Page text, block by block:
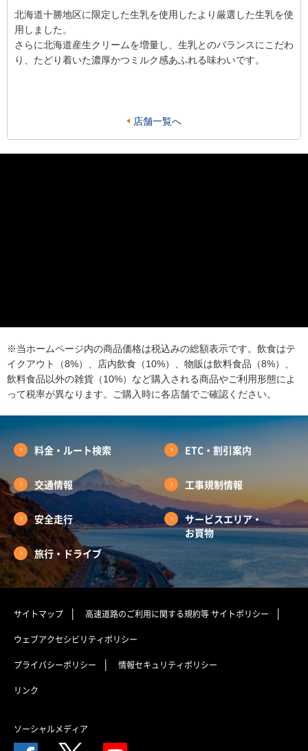
北海道十勝地区に限定した生乳を使用したより厳選した生乳を使
用しました。
さらに北海道産生クリームを増量し、生乳とのバランスにこだわ
り、たどり着いた濃厚かつミルク感あふれる味わいです。
店舗一覧へ
※当ホームページ内の商品価格は税込みの総額表示です。飲食はテ
イクアウト（8%）、店内飲食（10%）、物販は飲料食品（8%）、
飲料食品以外の雑貨（10%）など購入される商品やご利用形態によ
って税率が異なります。ご購入時に各店舗でご確認ください。
料金・ルート検索 ETC・割引案内
交通情報 工事規制情報
安全走行
サービスエリア・
お買物
旅行・ドライブ
サイトマップ 高速道路のご利用に関する規約等サイトポリシー
ウェブアクセシビリティポリシー
プライバシーポリシー 情報セキュリティポリシー
リンク
ソーシャルメディア